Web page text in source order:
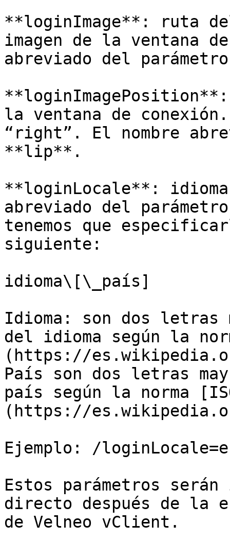
**loginImage**: ruta
imagen de la ventana
abreviado del
la ventana de
“right”. El nombre
**lip**.
**loginLocale**:
abreviado del
tenemos que
siguiente:
idioma\[\_país]
Idioma: son dos letras
del idioma según la
(https://
País son dos letras
país según la norma
(https://
Ejemplo: /
Estos parámetros
directo después de la
de Velneo vClient.